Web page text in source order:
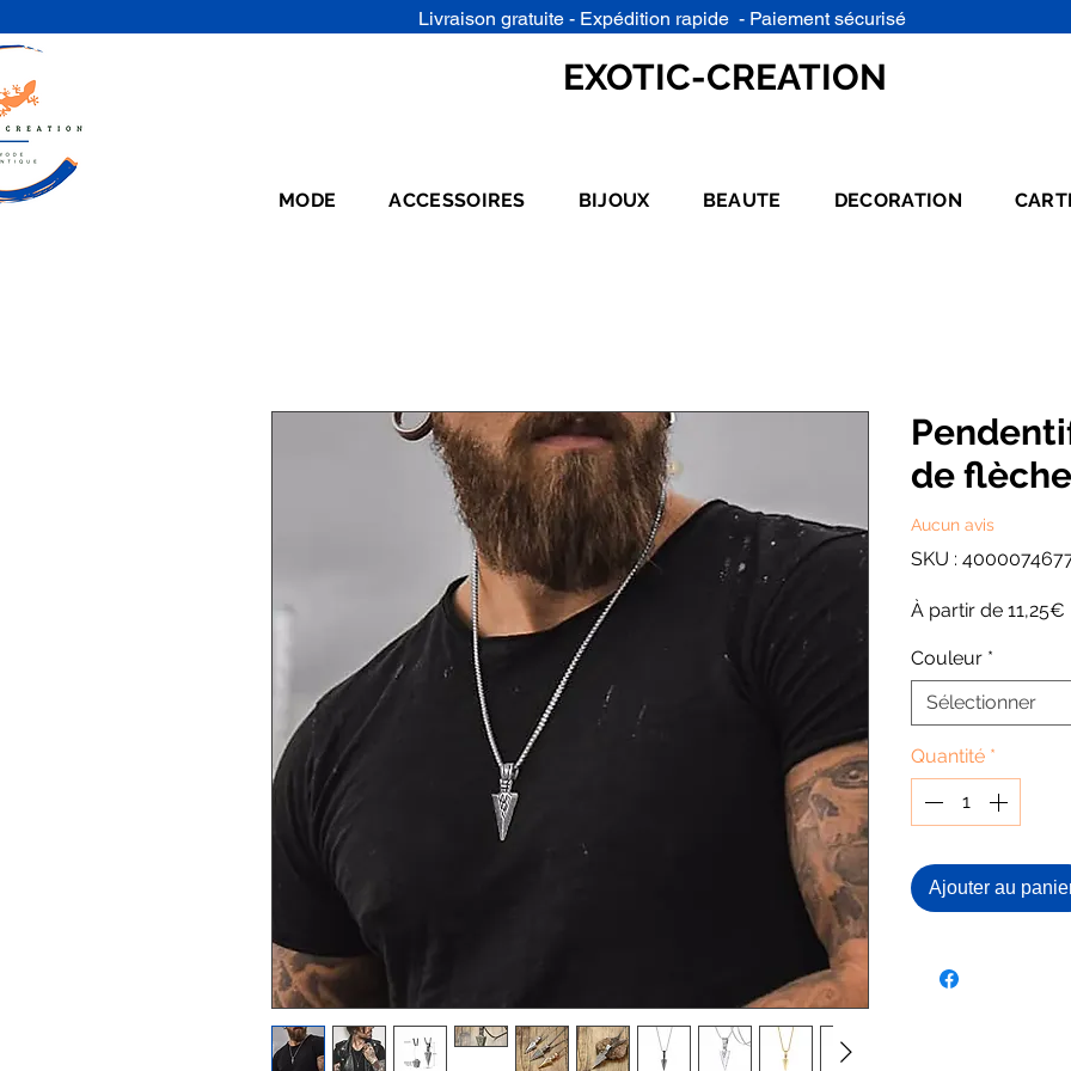
Livraison gratuite - Expédition rapide - Paiement sécurisé
EXOTIC-CREATION
MODE ACCESSOIRES BIJOUX BEAUTE DECORATION
de
Aucun avis
SKU :
À partir de 11,25€
Couleur *
Sélectionner
Quantité *
Ajouter au